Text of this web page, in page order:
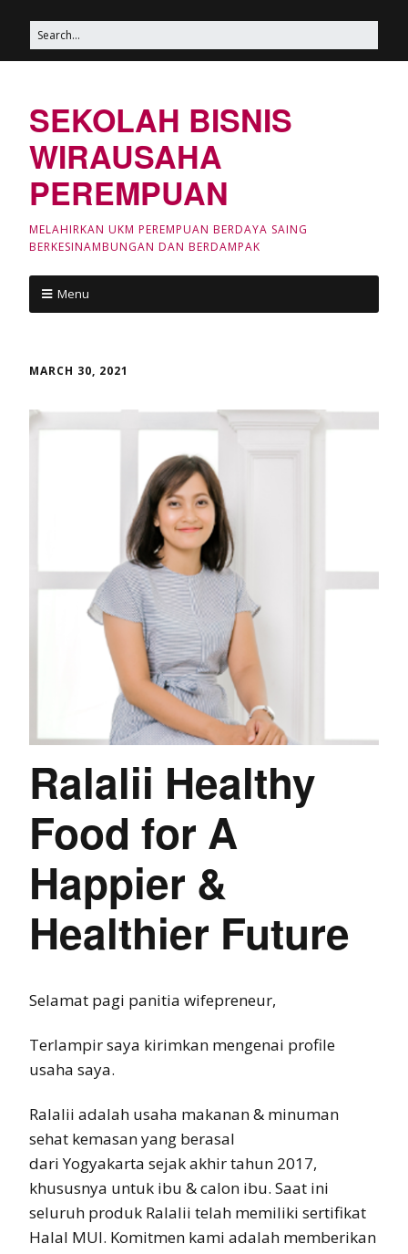
SEKOLAH BISNIS
WIRAUSAHA
PEREMPUAN
MELAHIRKAN UKM PEREMPUAN BERDAYA SAING
BERKESINAMBUNGAN DAN BERDAMPAK
Menu
MARCH 30, 2021
Ralalii Healthy
Food for A
Happier &
Healthier Future
Selamat pagi panitia wifepreneur,
Terlampir saya kirimkan mengenai profile
usaha saya.
Ralalii adalah usaha makanan & minuman
sehat kemasan yang berasal
dari Yogyakarta sejak akhir tahun 2017,
khususnya untuk ibu & calon ibu. Saat ini
seluruh produk Ralalii telah memiliki sertifikat
Halal MUI. Komitmen kami adalah memberikan